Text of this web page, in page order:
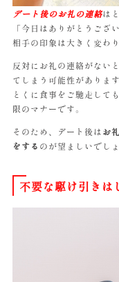
デート後のお礼の連絡は
「今日はありがとうござ
相手の印象は大きく変わり
反対にお礼の連絡がない
てしまう可能性があります
とくに食事をご馳走して
限のマナーです。
そのため、デート後はお
をする のが望ましいでしょ
不要な駆け引きは